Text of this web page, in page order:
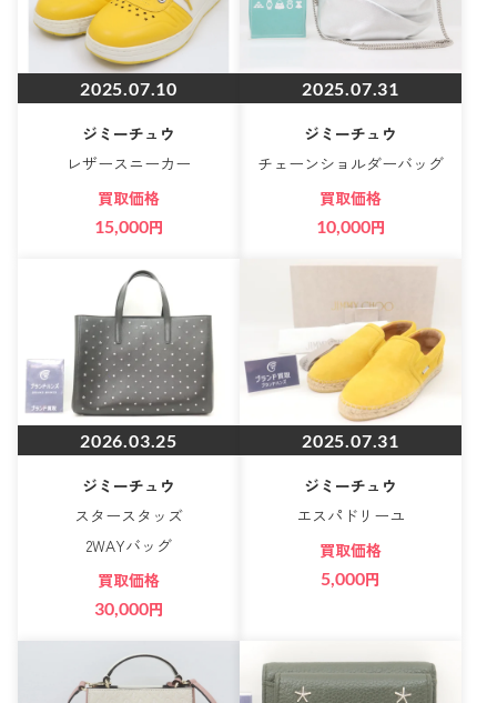
2025.07.10
ジミーチュウ
レザースニーカー
買取価格
15,000円
2025.07.31
ジミーチュウ
チェーンショルダーバッグ
買取価格
10,000円
2026.03.25
ジミーチュウ
スタースタッズ
2WAYバッグ
買取価格
30,000円
2025.07.31
ジミーチュウ
エスパドリーユ
買取価格
5,000円